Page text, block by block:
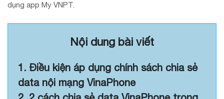
dụng app My VNPT.
Nội dung bài viết
1. Điều kiện áp dụng chính sách chia sẻ
data nội mạng VinaPhone